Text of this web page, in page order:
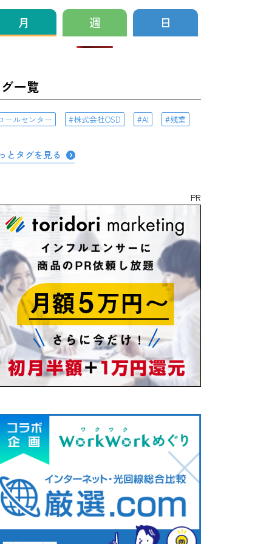
月 週 日
一覧
ールセンター 株式会社OSD AI 残業
とタグを見る
PR